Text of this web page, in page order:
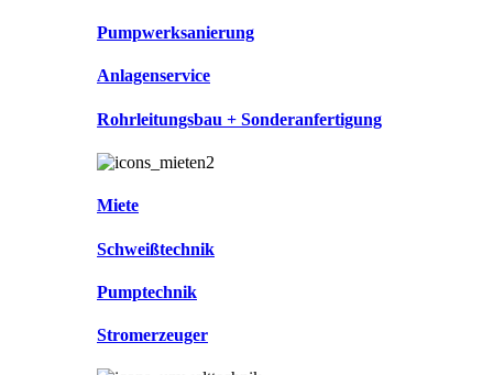
Pumpwerksanierung
Anlagenservice
Rohrleitungsbau + Sonderanfertigung
Miete
Schweißtechnik
Pumptechnik
Stromerzeuger